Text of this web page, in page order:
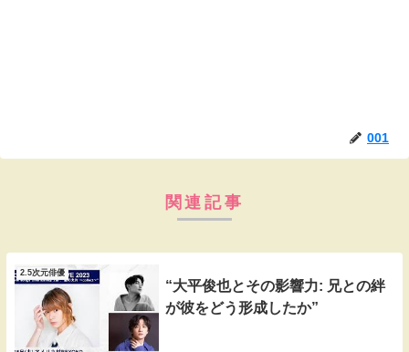
001
関連記事
2.5次元俳優
“大平俊也とその影響力: 兄との絆
が彼をどう形成したか”